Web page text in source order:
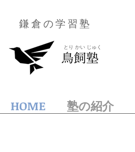
鎌倉の学習塾
とり かい じゅく
HOME
塾の紹介